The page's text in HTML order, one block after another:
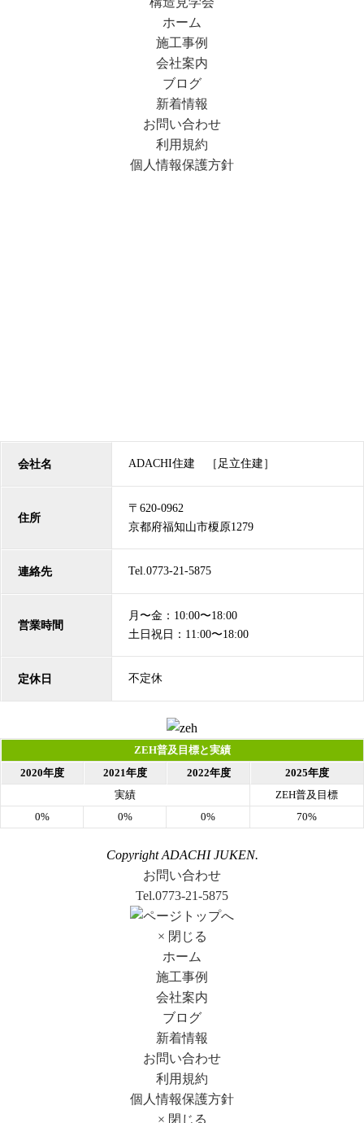
ホーム
施工事例
会社案内
ブログ
新着情報
お問い合わせ
利用規約
個人情報保護方針
会社名 ADACHI住建 ［足立住建］
住所
〒620-0962
京都府福知山市榎原1279
連絡先 Tel.0773-21-5875
営業時間
月〜金：10:00〜18:00
土日祝日：11:00〜18:00
定休日 不定休
ZEH普及目標と実績
2020年度
2021年度 2022年度
2025年度
実績
ZEH普及目標
0%
0% 0% 70%
Copyright ADACHI JUKEN.
お問い合わせ
Tel.0773-21-5875
× 閉じる
ホーム
施工事例
会社案内
ブログ
新着情報
お問い合わせ
利用規約
個人情報保護方針
× 閉じる